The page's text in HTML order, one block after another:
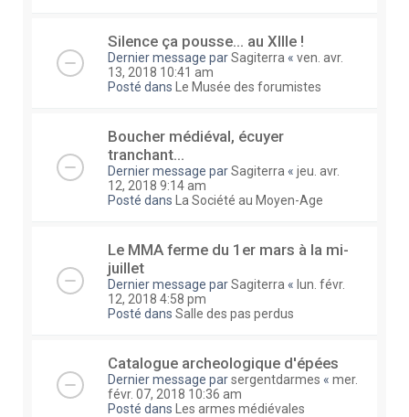
Silence ça pousse... au XIIIe !
Dernier message parSagiterra « ven. avr.
13, 2018 10:41 am
Posté dans
Le Musée des forumistes
Boucher médiéval, écuyer
tranchant...
Dernier message parSagiterra « jeu. avr.
12, 2018 9:14 am
Posté dans
La Société au Moyen-Age
Le MMA ferme du 1er mars à la mi-
juillet
Dernier message parSagiterra « lun. févr.
12, 2018 4:58 pm
Posté dans Salle des pas perdus
Catalogue archeologique d'épées
Dernier message parsergentdarmes « mer.
févr. 07, 2018 10:36 am
Posté dans
Les armes médiévales